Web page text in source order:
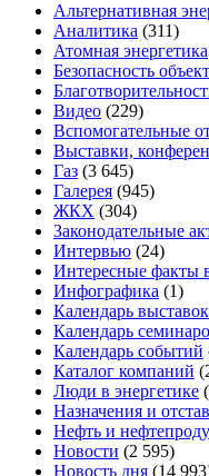
Альтернативная
Аналитика (311)
Атомная энергетика
Безопасность
Видео (229)
Вспомогательные
Выставки,
Газ (3 645)
Галерея (945)
ЖКХ (304)
Законодательные
Интервью (24)
Интересные факты
Инфографика (1)
Календарь выставок
Календарь
Календарь событий
Каталог компаний
Люди в энергетике
Назначения и
Нефть и
Новости (2 595)
Новость дня (14